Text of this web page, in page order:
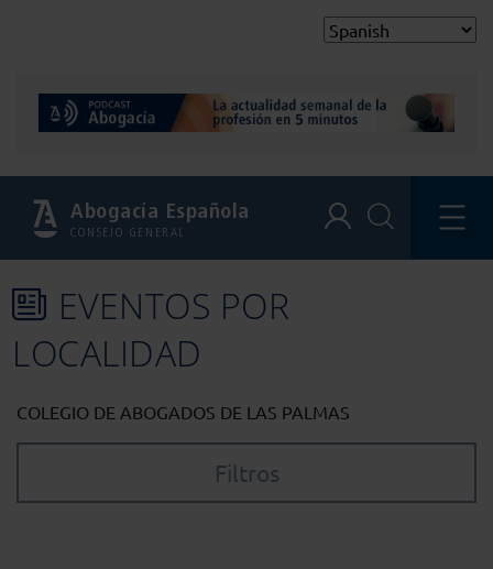
Abogacía Española
CONSEJO GENERAL
EVENTOS POR
LOCALIDAD
COLEGIO DE ABOGADOS DE LAS PALMAS
Filtros